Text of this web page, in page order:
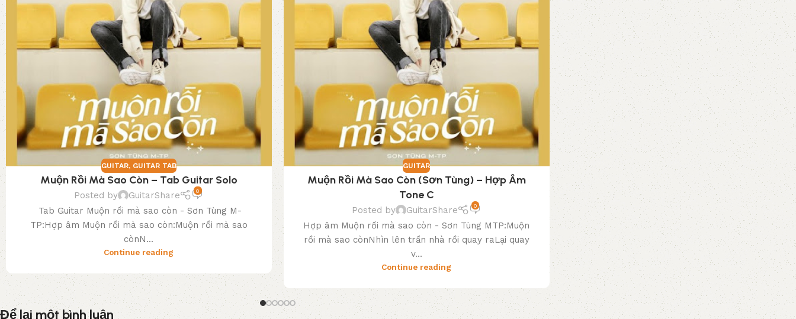
GUITAR, GUITAR TAB
Muộn Rồi Mà Sao Còn – Tab Guitar Solo
Posted by GuitarShare 0
Tab Guitar Muộn rồi mà sao còn - Sơn Tùng M-
TP:Hợp âm Muộn rồi mà sao còn:Muộn rồi mà sao
cònN...
Continue reading
GUITAR
Muộn Rồi Mà Sao Còn (Sơn Tùng) – Hợp Âm
Tone C
Posted by GuitarShare 0
Hợp âm Muộn rồi mà sao còn - Sơn Tùng MTP:Muộn
rồi mà sao cònNhìn lên trần nhà rồi quay raLại quay
v...
Continue reading
GUITAR ,GUITAR TAB
[Guitar TAB] Chúng Ta Của Hiện Tại – Sơn
M-TP
Posted by GuitarShare 0
Chúng Ta của hiện Tại (Tab Guitar): TAB Chúng Ta
Hiện tại: Download TAB PDF (Free)
Continue reading
Để lại một bình luận